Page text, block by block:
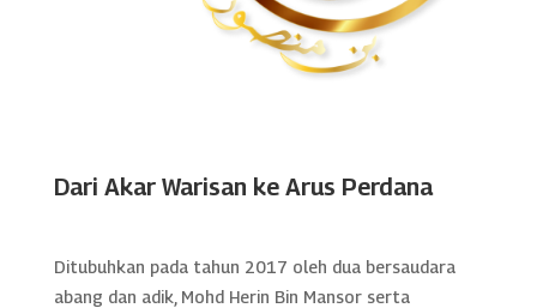
Dari Akar Warisan ke Arus Perdana
Ditubuhkan pada tahun 2017 oleh dua bersaudara
abang dan adik, Mohd Herin Bin Mansor serta